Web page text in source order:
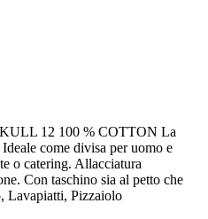
12 100 % COTTON La
come divisa per uomo e
o catering. Allacciatura
Con taschino sia al petto che
Lavapiatti, Pizzaiolo